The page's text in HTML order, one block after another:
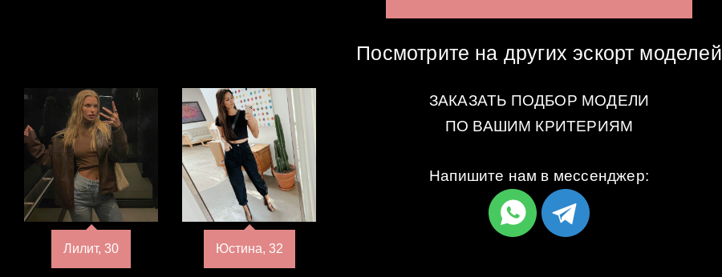
Посмотрите на других эскорт моделей
Лилит, 30 Юстина, 32
ЗАКАЗАТЬ ПОДБОР МОДЕЛИ
ПО ВАШИМ КРИТЕРИЯМ
Напишите нам в мессенджер: